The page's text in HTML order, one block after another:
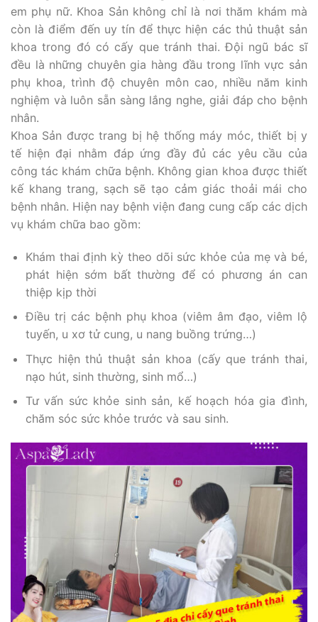
em phụ nữ. Khoa Sản không chỉ là nơi thăm khám mà
còn là điểm đến uy tín để thực hiện các thủ thuật sản
khoa trong đó có cấy que tránh thai. Đội ngũ bác sĩ
đều là những chuyên gia hàng đầu trong lĩnh vực sản
phụ khoa, trình độ chuyên môn cao, nhiều năm kinh
nghiệm và luôn sẵn sàng lắng nghe, giải đáp cho bệnh
nhân.
Khoa Sản được trang bị hệ thống máy móc, thiết bị y
tế hiện đại nhằm đáp ứng đầy đủ các yêu cầu của
công tác khám chữa bệnh. Không gian khoa được thiết
kế khang trang, sạch sẽ tạo cảm giác thoải mái cho
bệnh nhân. Hiện nay bệnh viện đang cung cấp các dịch
vụ khám chữa bao gồm:
Khám thai định kỳ theo dõi sức khỏe của mẹ và bé,
phát hiện sớm bất thường để có phương án can
thiệp kịp thời
Điều trị các bệnh phụ khoa (viêm âm đạo, viêm lộ
tuyến, u xơ tử cung, u nang buồng trứng…)
Thực hiện thủ thuật sản khoa (cấy que tránh thai,
nạo hút, sinh thường, sinh mổ…)
Tư vấn sức khỏe sinh sản, kế hoạch hóa gia đình,
chăm sóc sức khỏe trước và sau sinh.